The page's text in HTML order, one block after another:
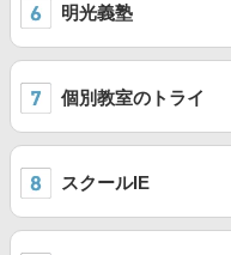
明光義塾
個別教室のトライ
スクールIE